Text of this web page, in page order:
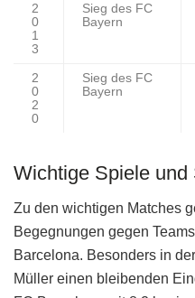
2
0
1
3
Sieg des FC
Bayern
2
0
2
0
Sieg des FC
Bayern
Wichtige Spiele
Zu den wichtigen Matches
Begegnungen gegen
Barcelona. Besonders in
Müller einen bleibenden